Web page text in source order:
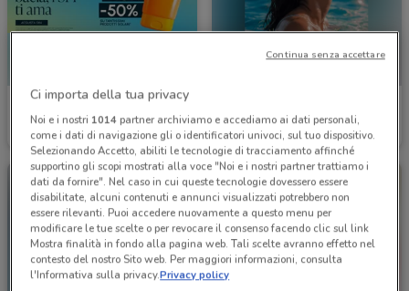
Naïma
Scade il 30/08 2.4 km Scade il 31/08 2.5 km
Ci importa della tua privacy
Noi e i nostri 1014partner archiviamo e accediamo ai dati personali,
come i dati di navigazione gli o identificatori univoci, sul tuo dispositivo.
Selezionando Accetto, abiliti le tecnologie di tracciamento affinché
supportino gli scopi mostrati alla voce "Noi e i nostri partner trattiamo i
dati da fornire". Nel caso in cui queste tecnologie dovessero essere
disabilitate, alcuni contenuti e annunci visualizzati potrebbero non
essere rilevanti. Puoi accedere nuovamente a questo menu per
modificare le tue scelte o per revocare il consenso facendo clic sul link
Mostra finalità in fondo alla pagina web. Tali scelte avranno effetto nel
contesto del nostro Sito web. Per maggiori informazioni, consulta
l'Informativa sulla privacy.Privacy policy
Continua senza accettare